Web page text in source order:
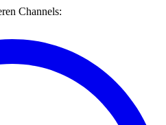
Channels: